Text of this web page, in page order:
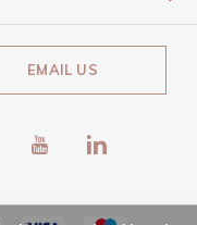
EMAIL US